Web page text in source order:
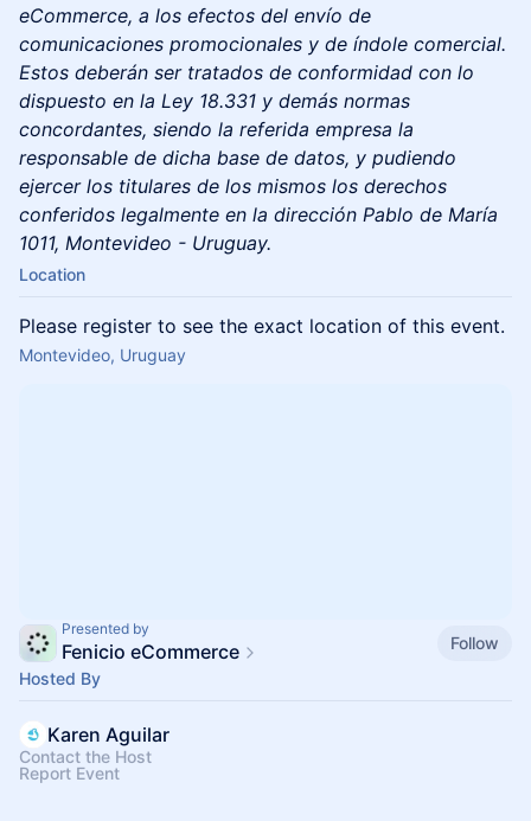
eCommerce, a los efectos del envío de
comunicaciones promocionales y de índole comercial​.
Estos deberán ser tratados de conformidad con lo
dispuesto en la Ley 18.331​ y demás normas
concordantes, ​siendo la referida empresa la
responsable de ​d​icha base de datos, ​y p​udiendo
ejercer los ​t​itulares de los mismos los derechos
conferidos legalmente en la dirección Pablo de María
1011, Montevideo - Uruguay.
Location
Please register to see the exact location of this event.
Montevideo, Uruguay
Presented by
Fenicio eCommerce
Follow
Hosted By
Karen Aguilar
Contact the Host
Report Event